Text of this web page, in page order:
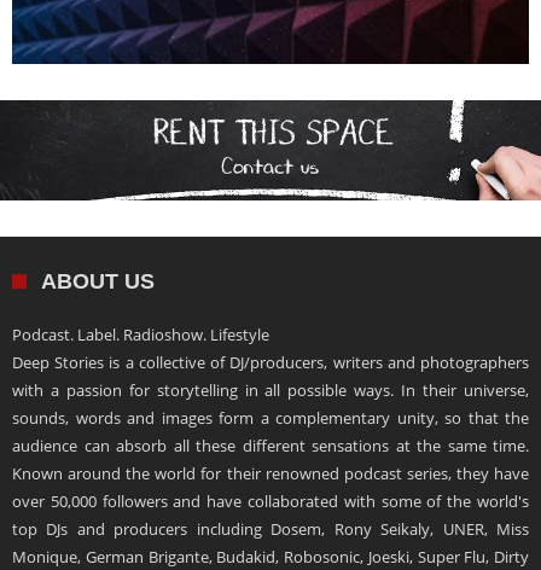
ABOUT US
Podcast. Label. Radioshow. Lifestyle
Deep Stories is a collective of DJ/producers, writers and photographers
with a passion for storytelling in all possible ways. In their universe,
sounds, words and images form a complementary unity, so that the
audience can absorb all these different sensations at the same time.
Known around the world for their renowned podcast series, they have
over 50,000 followers and have collaborated with some of the world's
top DJs and producers including Dosem, Rony Seikaly, UNER, Miss
Monique, German Brigante, Budakid, Robosonic, Joeski, Super Flu, Dirty